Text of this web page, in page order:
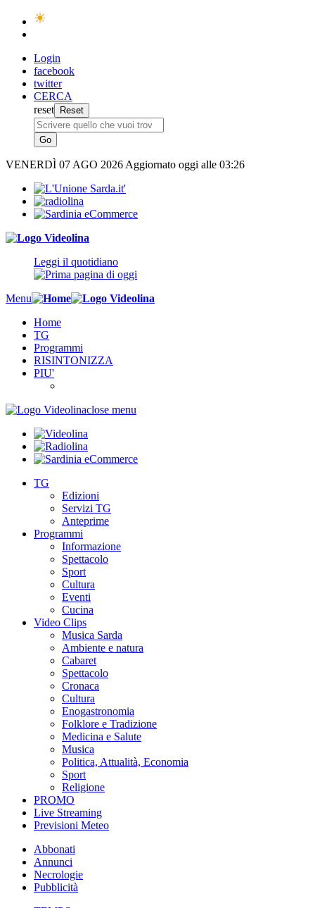
Login
facebook
twitter
CERCA
reset
VENERDÌ 07 AGO 2026 Aggiornato oggi alle 03:26
Leggi il quotidiano
Menu
Home
TG
Programmi
RISINTONIZZA
PIU'
close menu
TG
Edizioni
Servizi TG
Anteprime
Programmi
Informazione
Spettacolo
Sport
Cultura
Eventi
Cucina
Video Clips
Musica Sarda
Ambiente e natura
Cabaret
Spettacolo
Cronaca
Cultura
Enogastronomia
Folklore e Tradizione
Medicina e Salute
Musica
Politica, Attualità, Economia
Sport
Religione
PROMO
Live Streaming
Previsioni Meteo
Abbonati
Annunci
Necrologie
Pubblicità